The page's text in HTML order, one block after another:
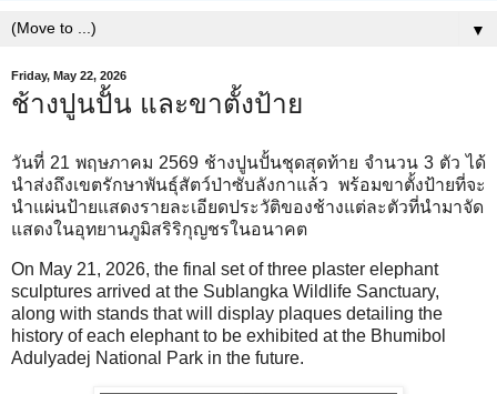
▼
Friday, May 22, 2026
ช้างปูนปั้น และขาตั้งป้าย
วันที่ 21 พฤษภาคม 2569 ช้างปูนปั้นชุดสุดท้าย จำนวน 3 ตัว ได้
นำส่งถึงเขตรักษาพันธุ์สัตว์ป่าซับลังกาแล้ว พร้อมขาตั้งป้ายที่จะ
นำแผ่นป้ายแสดงรายละเอียดประวัติของช้างแต่ละตัวที่นำมาจัด
แสดงในอุทยานภูมิสริริกุญชรในอนาคต
On May 21, 2026, the final set of three plaster elephant
sculptures arrived at the Sublangka Wildlife Sanctuary,
along with stands that will display plaques detailing the
history of each elephant to be exhibited at the Bhumibol
Adulyadej National Park in the future.